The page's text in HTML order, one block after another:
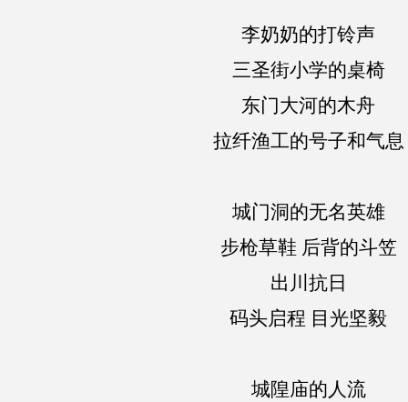
李奶奶的打铃声
三圣街小学的桌椅
东门大河的木舟
拉纤渔工的号子和气息
城门洞的无名英雄
步枪草鞋 后背的斗笠
出川抗日
码头启程 目光坚毅
城隍庙的人流